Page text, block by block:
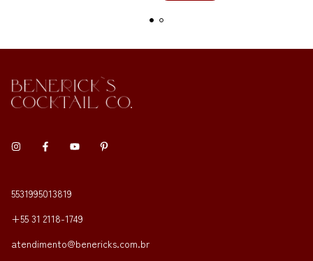
5531995013819
+55 31 2118-1749
atendimento@benericks.com.br